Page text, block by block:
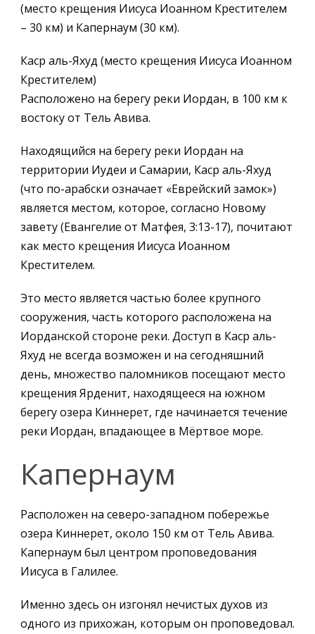
(место крещения Иисуса Иоанном Крестителем
– 30 км) и Капернаум (30 км).
Каср аль-Яхуд (место крещения Иисуса Иоанном
Крестителем)
Расположено на берегу реки Иордан, в 100 км к
востоку от Тель Авива.
Находящийся на берегу реки Иордан на
территории Иудеи и Самарии, Каср аль-Яхуд
(что по-арабски означает «Еврейский замок»)
является местом, которое, согласно Новому
завету (Евангелие от Матфея, 3:13-17), почитают
как место крещения Иисуса Иоанном
Крестителем.
Это место является частью более крупного
сооружения, часть которого расположена на
Иорданской стороне реки. Доступ в Каср аль-
Яхуд не всегда возможен и на сегодняшний
день, множество паломников посещают место
крещения Ярденит, находящееся на южном
берегу озера Киннерет, где начинается течение
реки Иордан, впадающее в Мёртвое море.
Капернаум
Расположен на северо-западном побережье
озера Киннерет, около 150 км от Тель Авива.
Капернаум был центром проповедования
Иисуса в Галилее.
Именно здесь он изгонял нечистых духов из
одного из прихожан, которым он проповедовал.